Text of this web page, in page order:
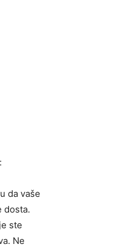
da vaše
dosta.
ste
Ne